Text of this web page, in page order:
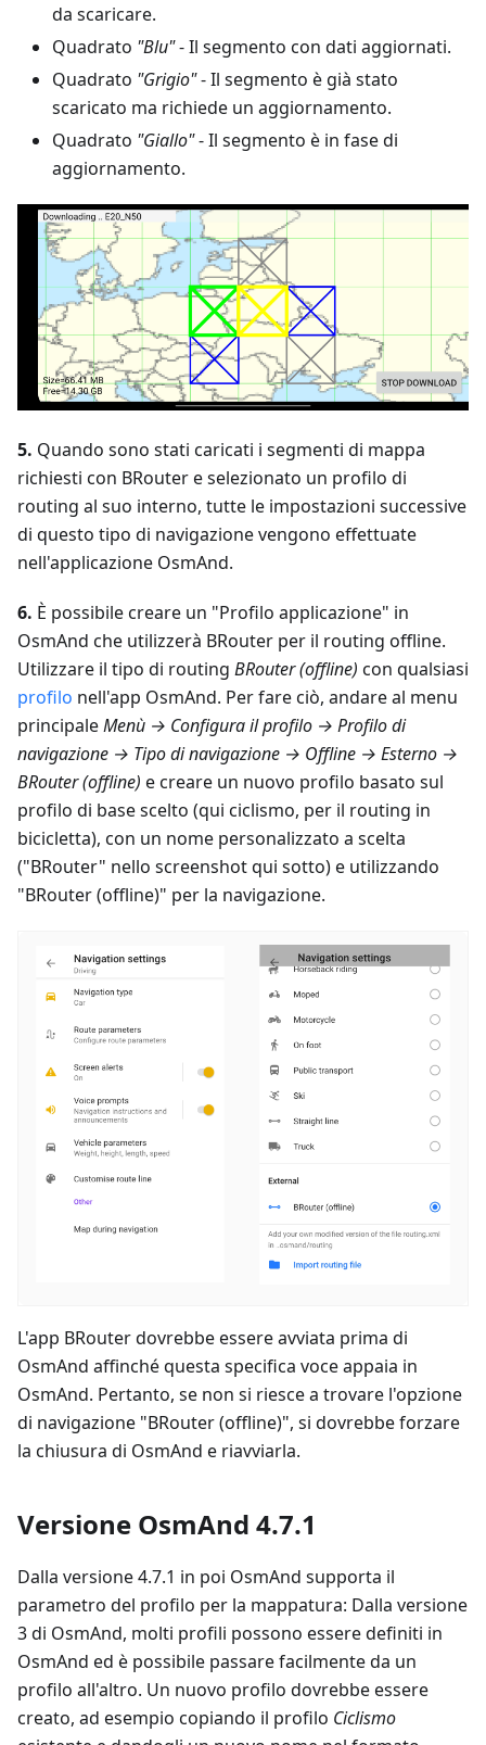
da scaricare.
Quadrato "Blu"- Il segmento con dati aggiornati.
Quadrato "Grigio"- Il segmento è già stato
scaricato ma richiede un aggiornamento.
Quadrato "Giallo"- Il segmento è in fase di
aggiornamento.
5. Quando sono stati caricati i segmenti di mappa
richiesti con BRouter e selezionato un profilo di
routing al suo interno, tutte le impostazioni successive
di questo tipo di navigazione vengono effettuate
nell'applicazione OsmAnd.
6. È possibile creare un "Profilo applicazione" in
OsmAnd che utilizzerà BRouter per il routing offline.
Utilizzare il tipo di routing BRouter (offline) con qualsiasi
profilo nell'app OsmAnd. Per fare ciò, andare al menu
principaleMenù → Configura il profilo → Profilo di
navigazione → Tipo di navigazione → Offline → Esterno →
BRouter (offline) e creare un nuovo profilo basato sul
profilo di base scelto (qui ciclismo, per il routing in
bicicletta), con un nome personalizzato a scelta
("BRouter" nello screenshot qui sotto) e utilizzando
"BRouter (offline)" per la navigazione.
L'app BRouter dovrebbe essere avviata prima di
OsmAnd affinché questa specifica voce appaia in
OsmAnd. Pertanto, se non si riesce a trovare l'opzione
di navigazione "BRouter (offline)", si dovrebbe forzare
la chiusura di OsmAnd e riavviarla.
Versione OsmAnd 4.7.1
Dalla versione 4.7.1 in poi OsmAnd supporta il
parametro del profilo per la mappatura: Dalla versione
3 di OsmAnd, molti profili possono essere definiti in
OsmAnd ed è possibile passare facilmente da un
profilo all'altro. Un nuovo profilo dovrebbe essere
creato, ad esempio copiando il profilo Ciclismo